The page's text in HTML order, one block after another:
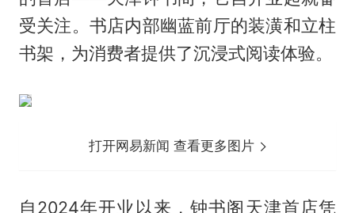
受关注。书店内部幽蓝前厅的装潢和立柱
书架，为消费者提供了沉浸式阅读体验。
打开网易新闻 查看更多图片
自2024年开业以来，钟书阁天津首店凭